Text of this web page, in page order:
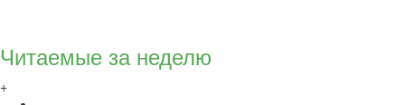
Читаемые за неделю
+